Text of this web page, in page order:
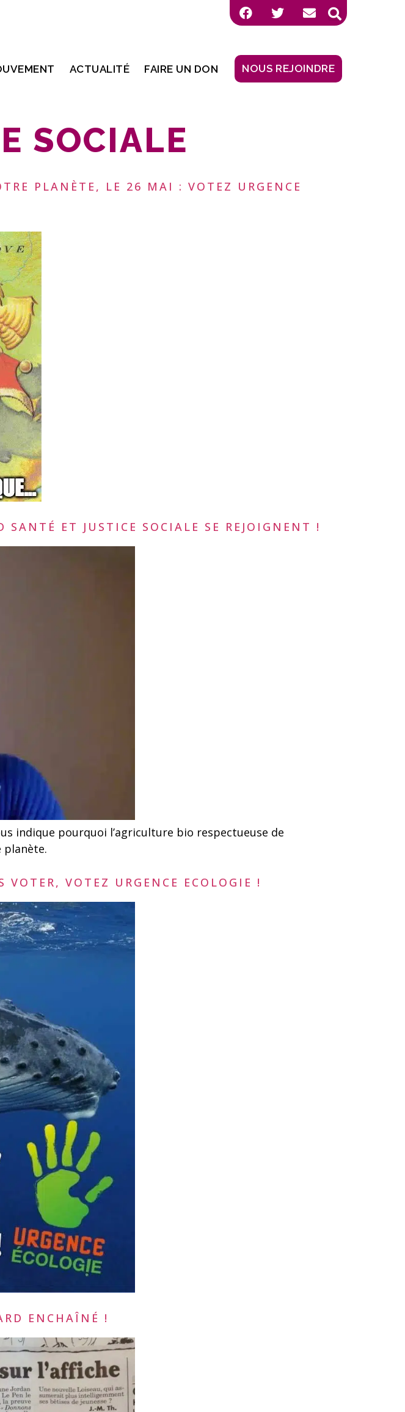
ACTUALITÉ FAIRE UN DON NOUS REJOINDRE
SOCIALE
PLANÈTE, LE 26 MAI : VOTEZ URGENCE
ET JUSTICE SOCIALE SE REJOIGNENT !
indique pourquoi l’agriculture bio respectueuse de
planète.
VOTEZ URGENCE ECOLOGIE !
ENCHAÎNÉ !